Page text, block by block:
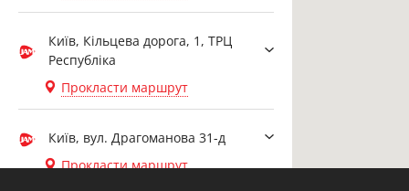
Київ, Кільцева дорога, 1, ТРЦ
Республіка
Прокласти маршрут
Київ, вул. Драгоманова 31-д
Прокласти маршрут